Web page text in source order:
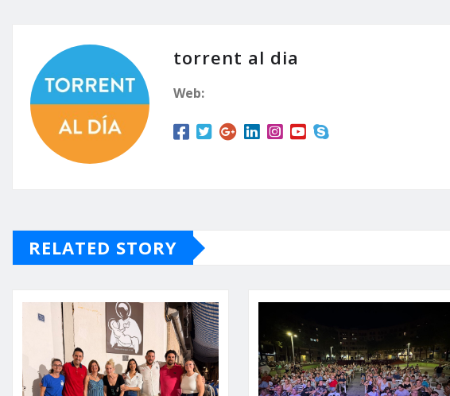
torrent al dia
Web:
RELATED STORY